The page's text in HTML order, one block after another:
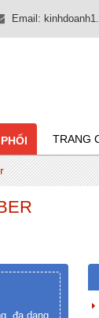
Email:
TRANG
đa dạng